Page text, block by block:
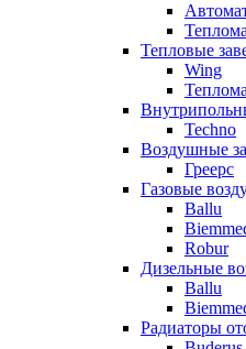
Тепловые
Wing
Techno
Воздушные
Греерс
Газовые
Ballu
Robur
Дизельные
Ballu
Радиаторы